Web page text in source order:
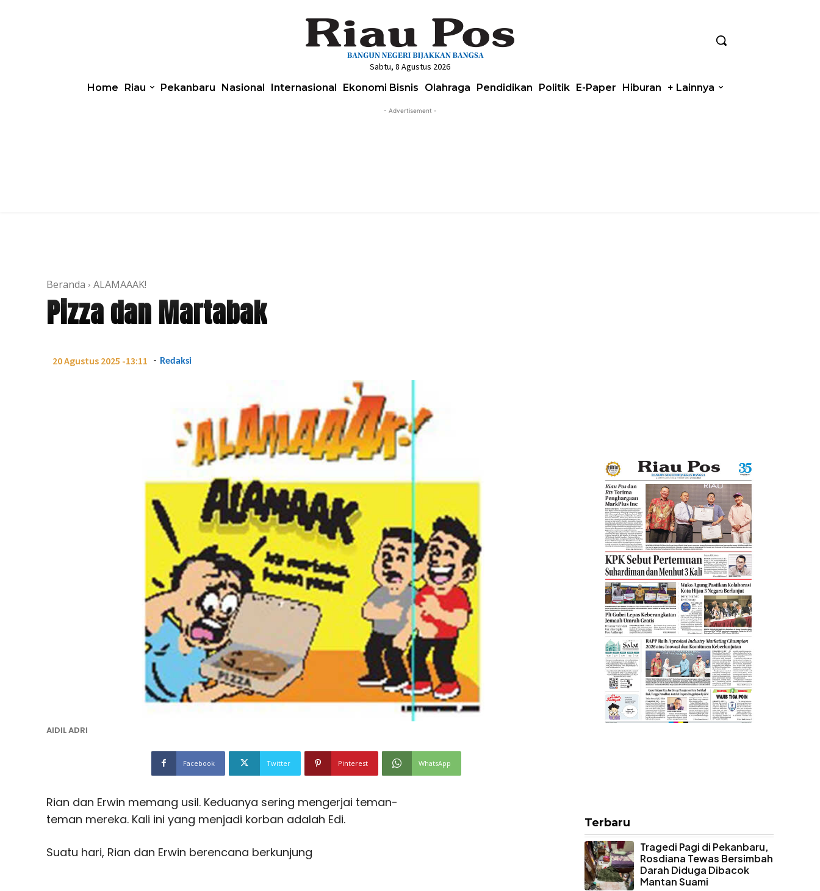
Sabtu, 8 Agustus 2026
Home Riau Pekanbaru Nasional Internasional Ekonomi Bisnis Olahraga Pendidikan Politik E-Paper Hiburan + Lainnya
- Advertisement -
Beranda ALAMAAAK!
Pizza dan Martabak
20 Agustus 2025 -13:11 - Redaksi
AIDIL ADRI
Facebook Twitter Pinterest WhatsApp
Rian dan Erwin memang usil. Keduanya sering mengerjai teman-
teman mereka. Kali ini yang menjadi korban adalah Edi.
Suatu hari, Rian dan Erwin berencana berkunjung
Terbaru
Tragedi Pagi di Pekanbaru,
Rosdiana Tewas Bersimbah
Darah Diduga Dibacok
Mantan Suami